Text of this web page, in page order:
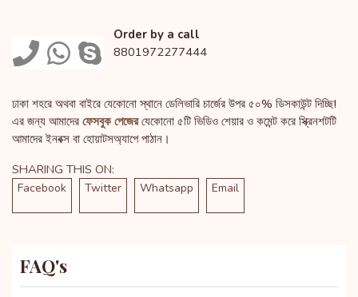
Order by a call
8801972277444
ঢাকা শহরে অথবা বাইরে যেকোনো স্থানে ডেলিভারি চার্জের উপর ৫০% ডিসকাউন্ট দিচ্ছি!
এর জন্য আমাদের ফেসবুক পেজেরযেকোনো ৫টি ভিডিও শেয়ার ও কমেন্ট করে স্ক্রিনশটটি
আমাদের ইনবক্স বা হোয়াটসঅ্যাপে পাঠান।
SHARING THIS ON:
Facebook Twitter Whatsapp Email
FAQ's